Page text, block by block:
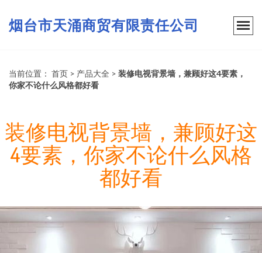
烟台市天涌商贸有限责任公司
当前位置： 首页 > 产品大全 > 装修电视背景墙，兼顾好这4要素，
你家不论什么风格都好看
装修电视背景墙，兼顾好这
4要素，你家不论什么风格
都好看